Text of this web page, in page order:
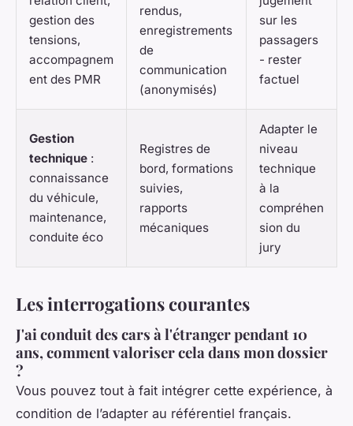
gestion des
tensions,
accompagnem
ent des PMR
rendus,
enregistrements
de
communication
(anonymisés)
sur les
passagers
- rester
factuel
Gestion
technique :
connaissance
du véhicule,
maintenance,
conduite éco
Registres de
bord, formations
suivies,
rapports
mécaniques
Adapter le
niveau
technique
à la
compréhen
sion du
jury
Les interrogations courantes
J'ai conduit des cars à l'étranger pendant 10
ans, comment valoriser cela dans mon dossier
?
Vous pouvez tout à fait intégrer cette expérience, à
condition de l’adapter au référentiel français.